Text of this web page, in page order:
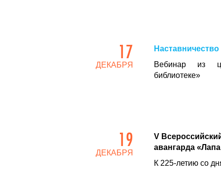
17
ДЕКАБРЯ
Вебинар из
библиотеке»
19
ДЕКАБРЯ
V
авангарда
К 225-летию со